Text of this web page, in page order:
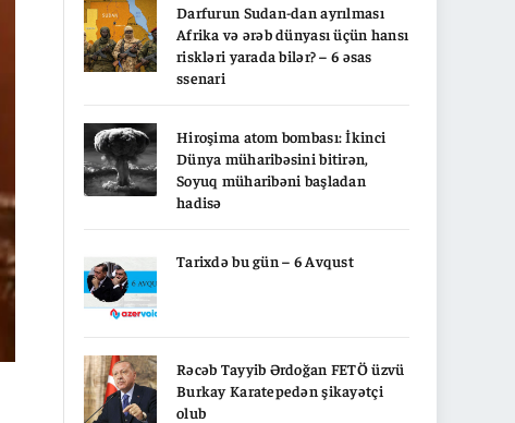
Darfurun Sudan-dan ayrılması
Afrika və ərəb dünyası üçün hansı
riskləri yarada bilər? – 6 əsas
ssenari
Hiroşima atom bombası: İkinci
Dünya müharibəsini bitirən,
Soyuq müharibəni başladan
hadisə
Tarixdə bu gün – 6 Avqust
Rəcəb Tayyib Ərdoğan FETÖ üzvü
Burkay Karatepedən şikayətçi
olub